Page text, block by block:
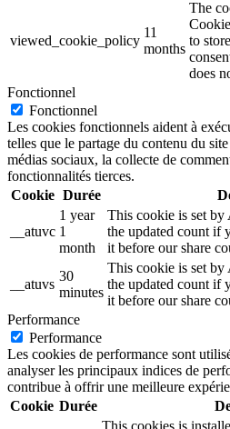
viewed_cookie_policy
11
months
The
to
does
Fonctionnel
Fonctionnel
Les cookies fonctionnels aident à
telles que le partage du contenu du
médias sociaux, la collecte de
fonctionnalités tierces.
Cookie Durée
__atuvc
1 year
1
month
This cookie is set by
the updated count if
it before our share
__atuvs
30
minutes
This cookie is set by
the updated count if
it before our share
Performance
Performance
Les cookies de performance sont
analyser les principaux indices de
contribue à offrir une meilleure
Cookie Durée